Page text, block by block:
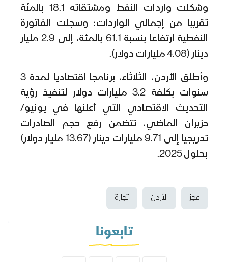
وشكلت واردات النفط ومشتقاته 18.1 بالمئة
تقريبا من إجمالي الواردات؛ وسجلت الفاتورة
النفطية ارتفاعا بنسبة 61.1 بالمئة، إلى 2.9 مليار
دينار (4.08 مليارات دولار).
وأطلق الأردن، الثلاثاء، برنامجا اقتصاديا لمدة 3
سنوات بكلفة 3.2 مليارات دولار لتنفيذ رؤية
التحديث الاقتصادي التي أعلنها في يونيو/
حزيران الماضي، تتضمن رفع حجم الصادرات
تدريجيا إلى 9.71 مليارات دينار (13.67 مليار دولار)
بحلول 2025.
عجز الأردن تجارة
تابعونا